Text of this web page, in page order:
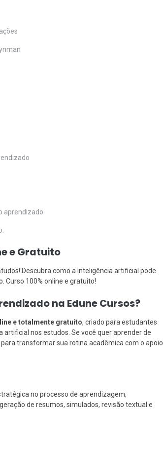
aprendizado
e Gratuito
Descubra como a inteligência artificial pode
Curso 100% online e gratuito!
na Edune Cursos?
e totalmente gratuito, criado para estudantes
nos estudos. Se você quer aprender de
transformar sua rotina acadêmica com o apoio
no processo de aprendizagem,
de resumos, simulados, revisão textual e